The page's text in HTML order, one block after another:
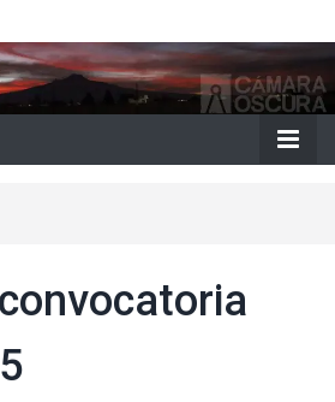
Cámara
Oscura
convocatoria